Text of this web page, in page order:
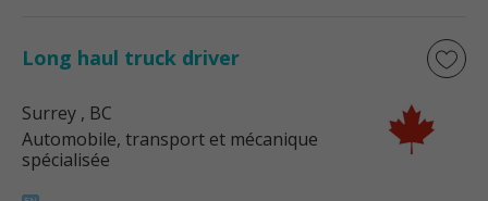
Long haul truck driver
Surrey , BC
Automobile, transport et mécanique
spécialisée